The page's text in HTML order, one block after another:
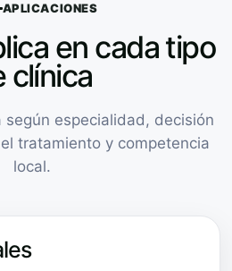
APLICACIONES
en cada tipo
clínica
especialidad, decisión
tratamiento y competencia
local.